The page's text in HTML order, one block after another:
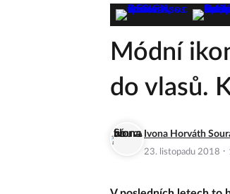
Módní
do vlasů.
Ivona Horváth
23. listopadu 2018 ·